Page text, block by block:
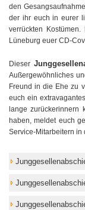
den
der ihr euch in eurer
verrückten
Lüneburg euer CD-
Dieser
Außergewöhnliches
Freund in die Ehe zu
euch ein
lange zurückerinnern
haben, meldet euch
Service-Mitarbeitern in